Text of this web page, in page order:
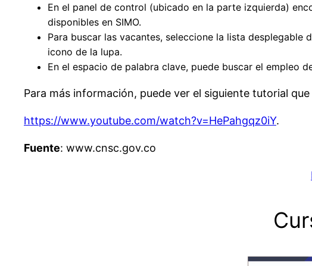
En el panel de control (ubicado en la parte izquierda)
disponibles en SIMO.
Para buscar las vacantes, seleccione la lista
icono de la lupa.
En el espacio de palabra clave, puede buscar el empleo
Para más información, puede ver el siguiente tutorial
https://www.youtube.com/watch?v=HePahgqz0iY.
Fuente: www.cnsc.gov.co